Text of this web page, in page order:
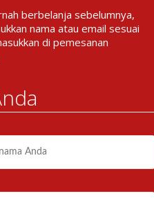
berbelanja sebelumnya,
nama atau email sesuai
di pemesanan